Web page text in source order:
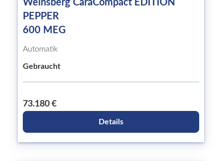
Weinsberg CaraCompact EDITION
PEPPER
600 MEG
Automatik
Gebraucht
73.180 €
Details